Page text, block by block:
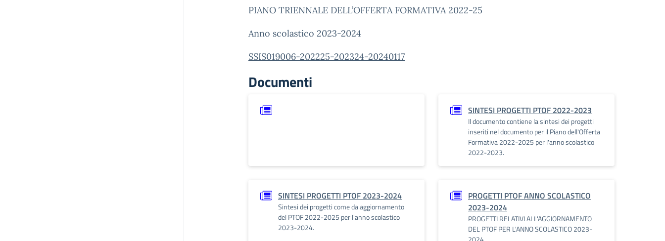
PIANO TRIENNALE DELL’OFFERTA FORMATIVA 2022-25
Anno scolastico 2023-2024
SSIS019006-202225-202324-20240117
Documenti
SINTESI PROGETTI PTOF 2022-2023
Il documento contiene la sintesi dei progetti
inseriti nel documento per il Piano dell'Offerta
Formativa 2022-2025 per l'anno scolastico
2022-2023.
SINTESI PROGETTI PTOF 2023-2024
Sintesi dei progetti come da aggiornamento
del PTOF 2022-2025 per l'anno scolastico
2023-2024.
PROGETTI PTOF ANNO SCOLASTICO
2023-2024
PROGETTI RELATIVI ALL'AGGIORNAMENTO
DEL PTOF PER L'ANNO SCOLASTICO 2023-